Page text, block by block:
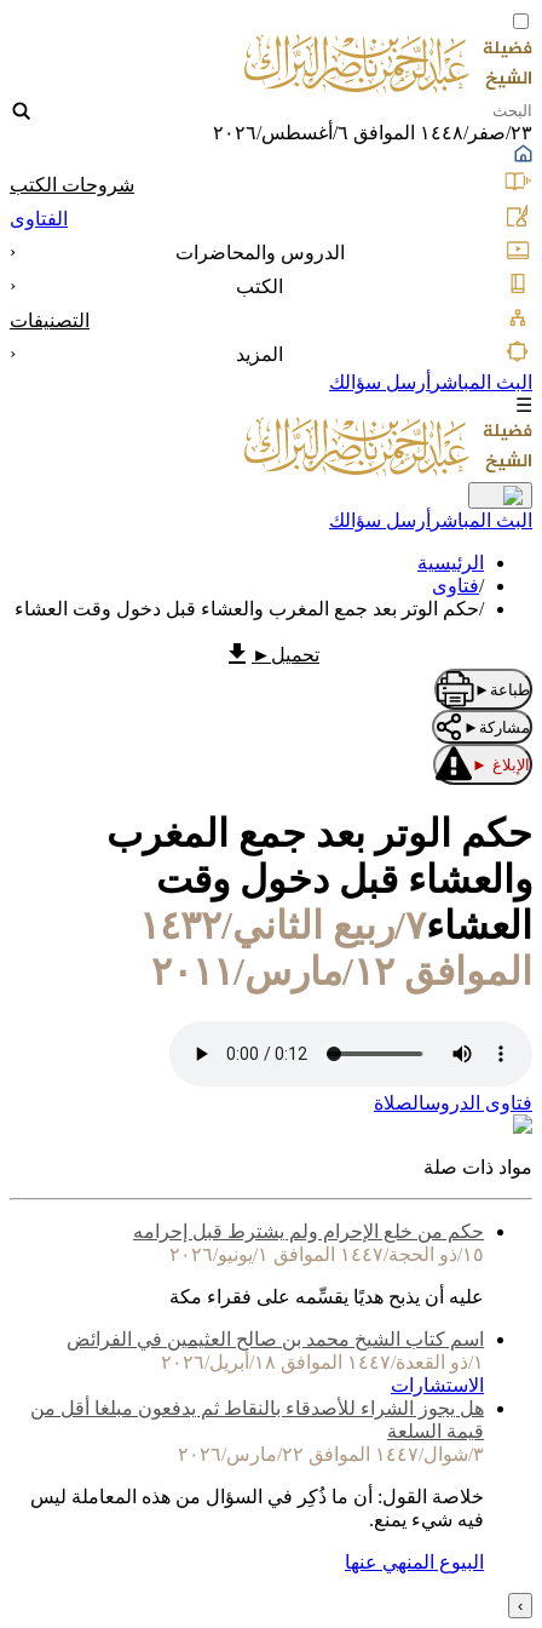
٢٣/صفر/١٤٤٨ الموافق ٦/أغسطس/٢٠٢٦
شروحات الكتب
الفتاوى
الدروس والمحاضرات
‹
الكتب
‹
التصنيفات
المزيد
‹
البث المباشر أرسل سؤالك
☰
البث المباشر أرسل سؤالك
الرئيسية
/فتاوى
/حكم الوتر بعد جمع المغرب والعشاء قبل دخول وقت العشاء
تحميل ►
طباعة ►
مشاركة ►
الإبلاغ ►
حكم الوتر بعد جمع المغرب
والعشاء قبل دخول وقت
العشاء
٧/ربيع الثاني/١٤٣٢
الموافق ١٢/مارس/٢٠١١
فتاوى الدروسالصلاة
مواد ذات صلة
حكم من خلع الإحرام ولم يشترط قبل إحرامه
١٥/ذو الحجة/١٤٤٧ الموافق ١/يونيو/٢٠٢٦
عليه أن يذبح هديًا يقسِّمه على فقراء مكة
اسم كتاب الشيخ محمد بن صالح العثيمين في الفرائض
١/ذو القعدة/١٤٤٧ الموافق ١٨/أبريل/٢٠٢٦
الاستشارات
هل يجوز الشراء للأصدقاء بالنقاط ثم يدفعون مبلغا أقل من
قيمة السلعة
٣/شوال/١٤٤٧ الموافق ٢٢/مارس/٢٠٢٦
خلاصة القول: أن ما ذُكِر في السؤال من هذه المعاملة ليس
فيه شيء يمنع.
البيوع المنهي عنها
›